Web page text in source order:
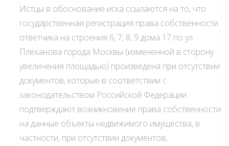
Истцы в обоснование иска ссылаются на то, что
государственная регистрация права собственности
ответчика на строения 6, 7, 8, 9 дома 17 по ул.
Плеханова города Москвы (измененной в сторону
увеличения площадью) произведена при отсутствии
документов, которые в соответствии с
законодательством Российской Федерации
подтверждают возникновение права собственности
на данные объекты недвижимого имущества, в
частности, при отсутствии документов,